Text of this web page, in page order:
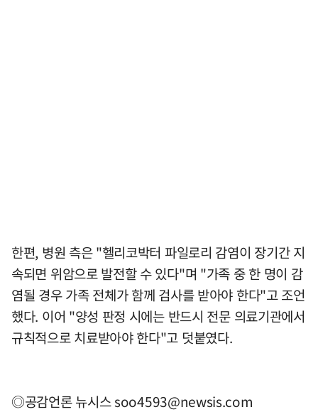
한편, 병원 측은 "헬리코박터 파일로리 감염이 장기간 지
속되면 위암으로 발전할 수 있다"며 "가족 중 한 명이 감
염될 경우 가족 전체가 함께 검사를 받아야 한다"고 조언
했다. 이어 "양성 판정 시에는 반드시 전문 의료기관에서
규칙적으로 치료받아야 한다"고 덧붙였다.
◎공감언론 뉴시스soo4593@newsis.com